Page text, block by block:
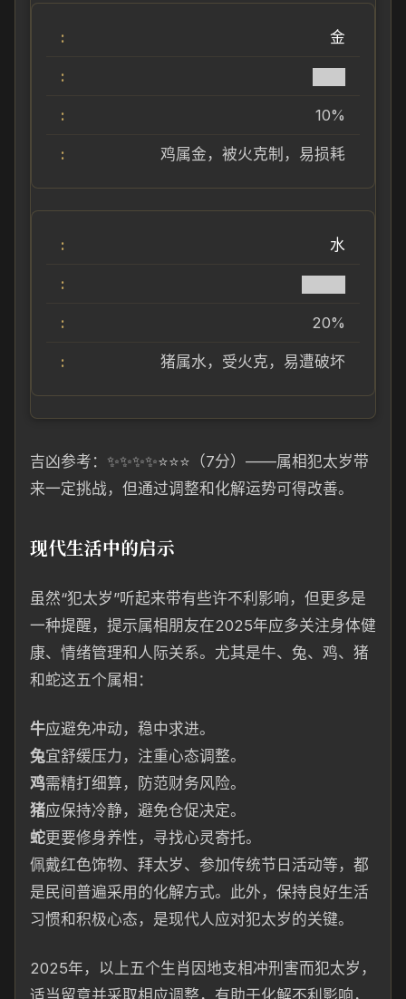
金
10%
鸡属金，被火克制，易损耗
水
20%
猪属水，受火克，易遭破坏
吉凶参考：✨✨✨✨⭐⭐⭐（7分）——属相犯太岁带
来一定挑战，但通过调整和化解运势可得改善。
现代生活中的启示
虽然“犯太岁”听起来带有些许不利影响，但更多是
一种提醒，提示属相朋友在2025年应多关注身体健
康、情绪管理和人际关系。尤其是牛、兔、鸡、猪
和蛇这五个属相：
牛应避免冲动，稳中求进。
兔宜舒缓压力，注重心态调整。
鸡需精打细算，防范财务风险。
猪应保持冷静，避免仓促决定。
蛇更要修身养性，寻找心灵寄托。
佩戴红色饰物、拜太岁、参加传统节日活动等，都
是民间普遍采用的化解方式。此外，保持良好生活
习惯和积极心态，是现代人应对犯太岁的关键。
2025年，以上五个生肖因地支相冲刑害而犯太岁，
适当留意并采取相应调整，有助于化解不利影响，